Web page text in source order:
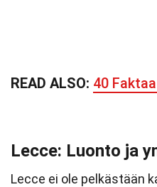
READ ALSO: 40
Lecce: Luonto ja
Lecce ei ole pelkästään